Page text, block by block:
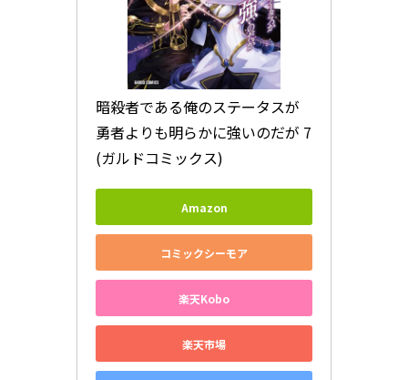
暗殺者である俺のステータスが
勇者よりも明らかに強いのだが 7
(ガルドコミックス)
Amazon
コミックシーモア
楽天Kobo
楽天市場